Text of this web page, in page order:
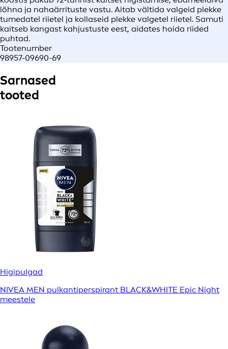
lõhna ja nahaärrituste vastu. Aitab vältida valgeid plekke
tumedatel riietel ja kollaseid plekke valgetel riietel. Samuti
kaitseb kangast kahjustuste eest, aidates hoida riided
puhtad.
Tootenumber
98957-09690-69
Sarnased
tooted
Higipulgad
NIVEA MEN pulkantiperspirant BLACK&WHITE Epic Night
meestele